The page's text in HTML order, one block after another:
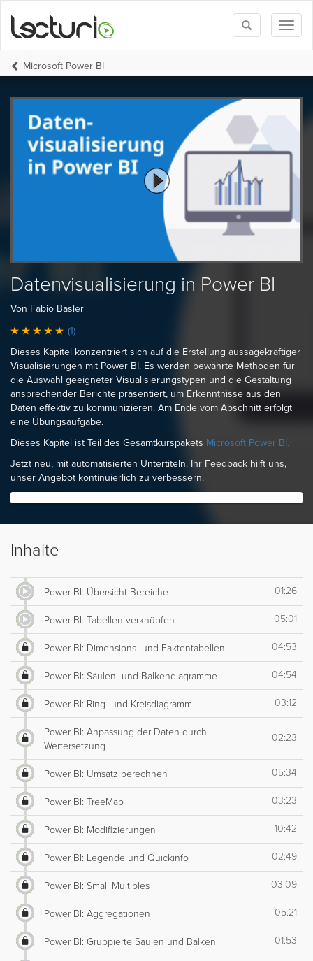
Toggle
search
Microsoft Power BI
Datenvisualisierung in Power BI
Von Fabio Basler
(1)
Dieses Kapitel konzentriert sich auf die Erstellung aussagekräftiger
Visualisierungen mit Power BI. Es werden bewährte Methoden für
die Auswahl geeigneter Visualisierungstypen und die Gestaltung
ansprechender Berichte präsentiert, um Erkenntnisse aus den
Daten effektiv zu kommunizieren. Am Ende vom Abschnitt erfolgt
eine Übungsaufgabe.
Dieses Kapitel ist Teil des Gesamtkurspakets Microsoft Power BI.
Jetzt neu, mit automatisierten Untertiteln. Ihr Feedback hilft uns,
unser Angebot kontinuierlich zu verbessern.
Inhalte
Power BI: Übersicht Bereiche 01:26
Power BI: Tabellen verknüpfen 05:01
Power BI: Dimensions- und Faktentabellen 04:53
Power BI: Säulen- und Balkendiagramme 04:54
Power BI: Ring- und Kreisdiagramm 03:12
Power BI: Anpassung der Daten durch
Wertersetzung
02:23
Power BI: Umsatz berechnen 05:34
Power BI: TreeMap 03:23
Power BI: Modifizierungen 10:42
Power BI: Legende und Quickinfo 02:49
Power BI: Small Multiples 03:09
Power BI: Aggregationen 05:21
Power BI: Gruppierte Säulen und Balken 01:53